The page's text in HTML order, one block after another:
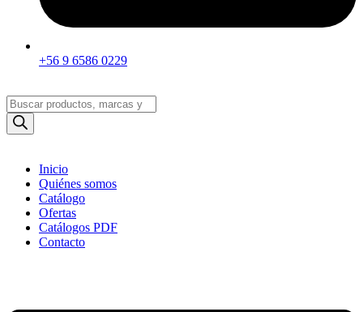
+56 9 6586 0229
Búsqueda
de
productos
Inicio
Quiénes somos
Catálogo
Ofertas
Catálogos PDF
Contacto